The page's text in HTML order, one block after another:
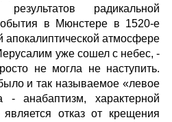
радикальной
в Мюнстере в 1520-е
апокалиптической атмосфере
уже сошел с небес, -
не могла не наступить.
и так называемое «левое
- анабаптизм, характерной
является отказ от крещения